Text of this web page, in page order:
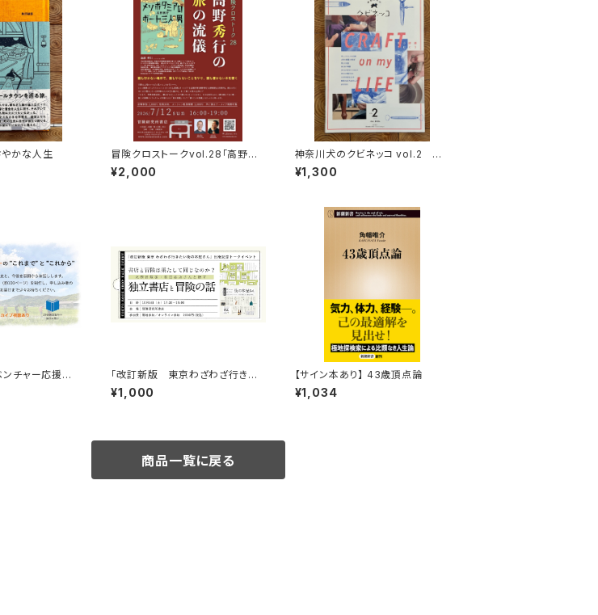
やかな人生
冒険クロストークvol.28「高野秀
行の旅の流儀」録画視聴権
¥2,000
神奈川犬のクビネッコ vol.2 特
集：CRAFT on my LIFE
¥1,300
チャー応援企
＆100マイル
「改訂新版 東京わざわざ行きた
い街の本屋さん」出版記念トークイ
ベント録画視聴権
¥1,000
【サイン本あり】 43歳頂点論
¥1,034
商品一覧に戻る